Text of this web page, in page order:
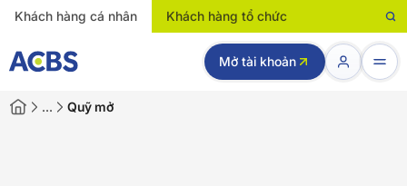
Khách hàng cá nhân Khách hàng tổ chức
Mở tài khoản
… Quỹ mở